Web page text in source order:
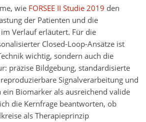
wie FORSEE II Studie 2019 den
der Patienten und die
Verlauf erläutert. Für die
Closed-Loop-Ansätze ist
wichtig, sondern auch die
präzise Bildgebung, standardisierte
Signalverarbeitung und
Biomarker als ausreichend valide
die Kernfrage beantworten, ob
als Therapieprinzip